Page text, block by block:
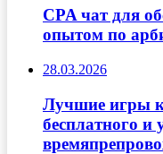
CPA чат для
опытом по
28.03.2026
Лучшие игры
бесплатного и